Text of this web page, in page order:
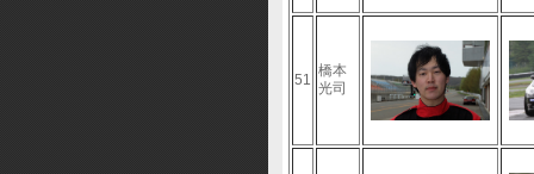
51
橋本
光司